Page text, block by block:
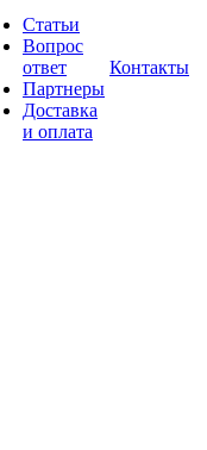
Статьи
Вопрос
ответ
Партнеры
Доставка
и оплата
Контакты